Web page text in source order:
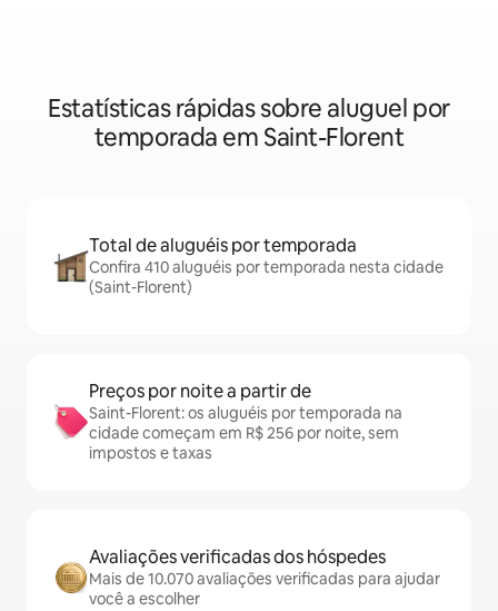
Estatísticas rápidas sobre aluguel por
temporada em Saint-Florent
Total de aluguéis por temporada
Confira 410 aluguéis por temporada nesta cidade
(Saint-Florent)
Preços por noite a partir de
Saint-Florent: os aluguéis por temporada na
cidade começam em R$ 256 por noite, sem
impostos e taxas
Avaliações verificadas dos hóspedes
Mais de 10.070 avaliações verificadas para ajudar
você a escolher